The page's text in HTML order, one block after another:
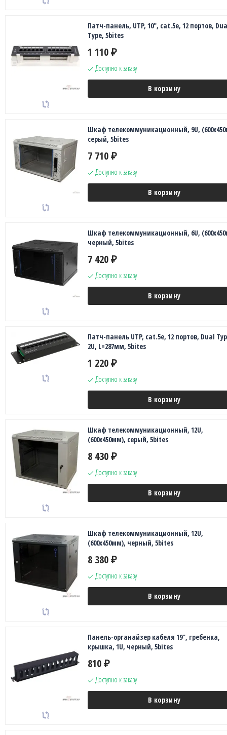
Патч-панель, UTP, 10", cat.5e, 12 портов,
Type, 5bites
1 110 ₽
Доступно к заказу
В корзину
Шкаф телекоммуникационный, 9U,
серый, 5bites
7 710 ₽
Доступно к заказу
В корзину
Шкаф телекоммуникационный, 6U,
черный, 5bites
7 420 ₽
Доступно к заказу
В корзину
Патч-панель UTP, cat.5e, 12 портов, Dual
2U, L=287мм, 5bites
1 220 ₽
Доступно к заказу
В корзину
Шкаф телекоммуникационный, 12U,
(600x450мм), серый, 5bites
8 430 ₽
Доступно к заказу
В корзину
Шкаф телекоммуникационный, 12U,
(600х450мм), черный, 5bites
8 380 ₽
Доступно к заказу
В корзину
Панель-органайзер кабеля 19", гребенка,
крышка, 1U, черный, 5bites
810 ₽
Доступно к заказу
В корзину